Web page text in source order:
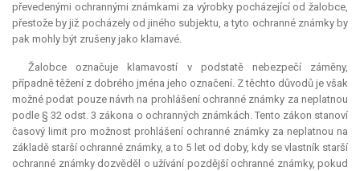
převedenými ochrannými známkami za výrobky pocházející od žalobce,
přestože by již pocházely od jiného subjektu, a tyto ochranné známky by
pak mohly být zrušeny jako klamavé.
Žalobce označuje klamavostí v podstatě nebezpečí záměny,
případně těžení z dobrého jména jeho označení. Z těchto důvodů je však
možné podat pouze návrh na prohlášení ochranné známky za neplatnou
podle § 32 odst. 3 zákona o ochranných známkách. Tento zákon stanoví
časový limit pro možnost prohlášení ochranné známky za neplatnou na
základě starší ochranné známky, a to 5 let od doby, kdy se vlastník starší
ochranné známky dozvěděl o užívání pozdější ochranné známky, pokud